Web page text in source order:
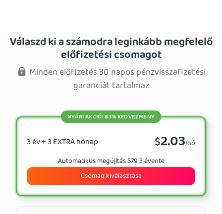
Válaszd ki a számodra leginkább megfelelő
előfizetési csomagot
Minden előfizetés 30 napos pénzvisszafizetési
garanciát tartalmaz
3 év + 3 EXTRA hónap $2.03/hó
NYÁRI AKCIÓ: 83% KEDVEZMÉNY
Automatikus megújítás $79 3 évente
Csomag kiválasztása